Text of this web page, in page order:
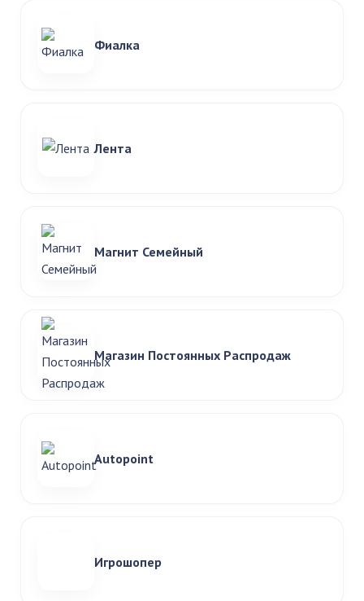
Фиалка
Лента
Магнит Семейный
Магазин Постоянных Распродаж
Autopoint
Игрошопер